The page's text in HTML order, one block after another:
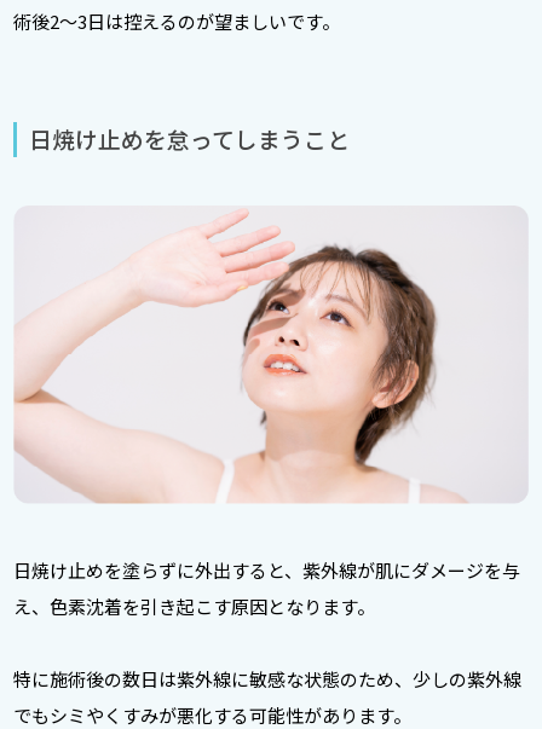
術後2〜3日は控えるのが望ましいです。
日焼け止めを怠ってしまうこと
日焼け止めを塗らずに外出すると、紫外線が肌にダメージを与
え、色素沈着を引き起こす原因となります。
特に施術後の数日は紫外線に敏感な状態のため、少しの紫外線
でもシミやくすみが悪化する可能性があります。